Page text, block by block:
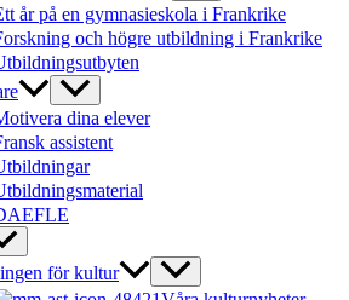
år på en gymnasieskola i Frankrike
och högre utbildning i Frankrike
dina elever
assistent
för kultur